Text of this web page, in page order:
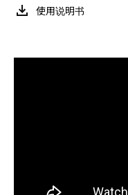
使用说明书